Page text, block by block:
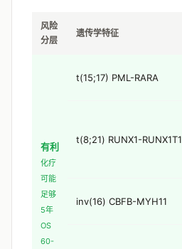
风险
分层
遗传学特征
有利
化疗
可能
足够
5年
OS
60-
t(15;17) PML-RARA
t(8;21) RUNX1-RUNX1T1
inv(16) CBFB-MYH11